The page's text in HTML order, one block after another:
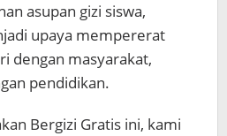
asupan gizi siswa,
upaya mempererat
dengan masyarakat,
pendidikan.
Bergizi Gratis ini, kami